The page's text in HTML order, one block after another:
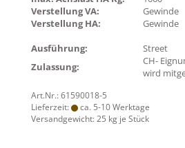
Verstellung VA:
Gewinde
Verstellung HA:
Gewinde
Ausführung:
Street
Zulassung:
CH-
wird
Art.Nr.: 61590018-5
Lieferzeit:
ca. 5-10 Werktage
Versandgewicht:25 kg je Stück